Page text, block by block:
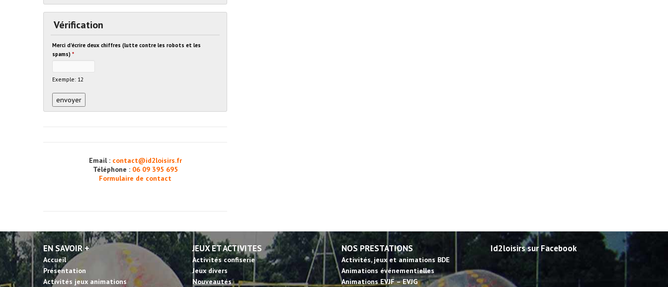
Vérification
Merci d'écrire deux chiffres (lutte contre les robots et les
spams)*
Exemple: 12
Email : contact@id2loisirs.fr
Téléphone : 06 09 395 695
Formulaire de contact
EN SAVOIR +
Accueil
Présentation
Activités jeux animations
JEUX ET ACTIVITES
Activités confiserie
Jeux divers
Nouveautés
NOS PRESTATIONS
Activités, jeux et animations BDE
Animations événementielles
Animations EVJF – EVJG
Id2loisirs sur Facebook